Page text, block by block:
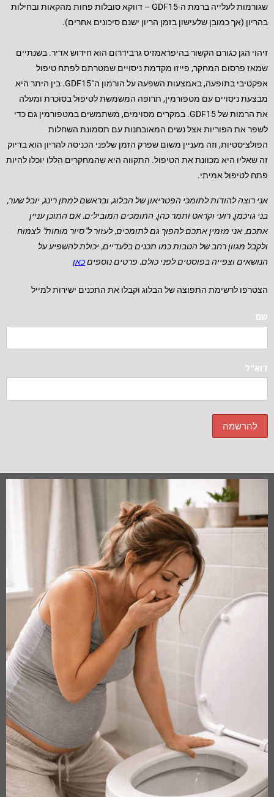
שגורמות לעלייה ברמת ה-GDF15 – דווקא סובלות פחות מהקאות ובחילות
בהריון (אך כמובן שלעישון בזמן הריון ישנם סיכונים אחרים).
זיהוי הגן כגורם הקשור בהיפראמזיס גרבידרום הוא חידוש אדיר. בשנתיים
שמאז פרסום המחקר, פייזו מקדמת ניסויים שמטרתם לפתח טיפול
אפקטיבי בתופעה, באמצעות השפעה על הורמון ה־GDF15. בין היתר היא
מבצעת ניסויים עם מטפורמין, תרופה המשמשת לטיפול בסוכרת ומעלה
את הרמות של GDF15. במקרים מסוימים, משתמשים במטפורמין גם כדי
לשפר את הפוריות אצל נשים המאובחנות עם תסמונת השחלות
הפולציסטיות, וזה מעניין משום שפרק הזמן שלפני הכניסה להריון הוא בדיוק
זה שאליו היא מכוונת את הטיפול. התקווה היא שהמחקרים הללו יוכלו להיות
פתח לטיפול אמיתי.
אני רוצה להודות לתומכי הפטריאון של הבלוג, ובראשם למתן רינג, יובל שער,
בני גויכמן, רועי וקראט ותמר כהן, התומכים המובילים.אם התוכן עניין
אתכם, אני מזמין אתכם להפוך גם לתומכים, לעזור ל”סיור מוחות” לצמוח
ולקבל מגוון רחב של הטבות כמו תכנים בלעדיים, יכולת להשפיע על
הנושאים וצפייה בפוסטים לפני כולם. פרטים נוספיםכאן
הצטרפו לרשימת התפוצה של הבלוג וקבלו את התכנים ישירות למייל
שם
דוא"ל